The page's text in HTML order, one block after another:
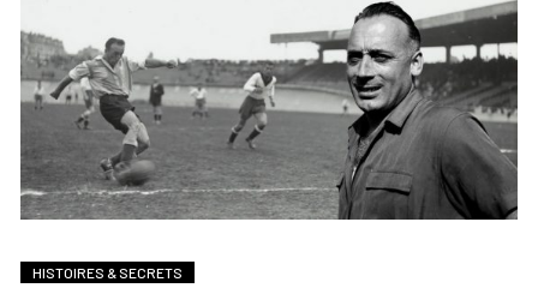
HISTOIRES & SECRETS